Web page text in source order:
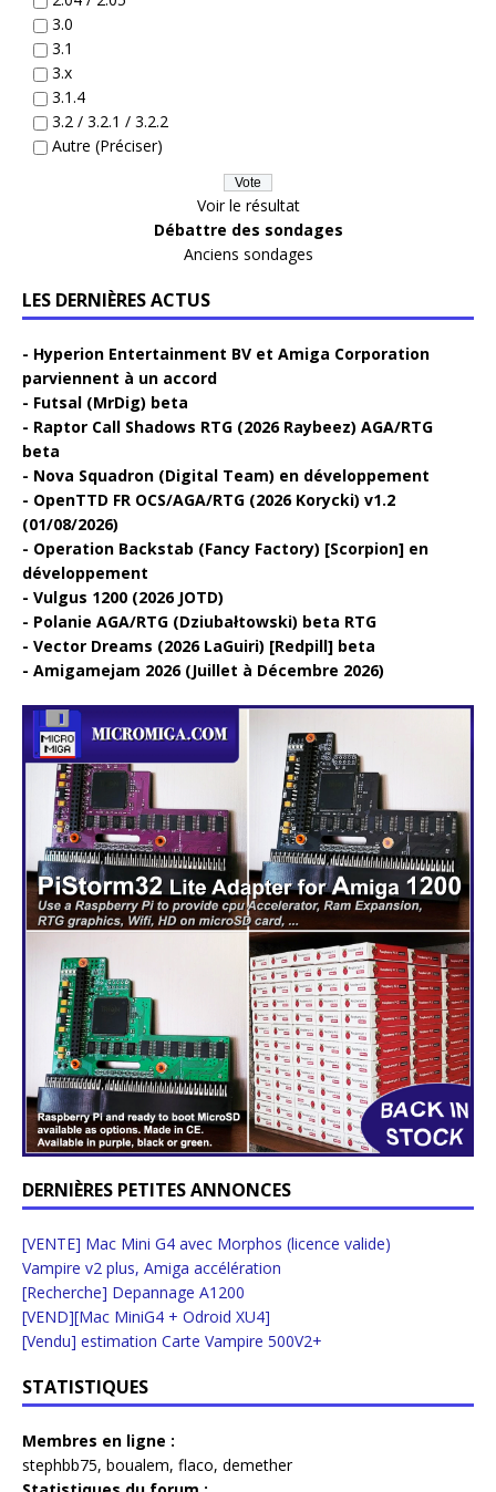
3.0
3.1
3.x
3.1.4
3.2 / 3.2.1 / 3.2.2
Autre (Préciser)
Voir le résultat
Débattre des sondages
Anciens sondages
LES DERNIÈRES ACTUS
Hyperion Entertainment BV et Amiga Corporation
parviennent à un accord
Futsal (MrDig) beta
Raptor Call Shadows RTG (2026 Raybeez) AGA/RTG
beta
Nova Squadron (Digital Team) en développement
OpenTTD FR OCS/AGA/RTG (2026 Korycki) v1.2
(01/08/2026)
Operation Backstab (Fancy Factory) [Scorpion] en
développement
Vulgus 1200 (2026 JOTD)
Polanie AGA/RTG (Dziubałtowski) beta RTG
Vector Dreams (2026 LaGuiri) [Redpill] beta
Amigamejam 2026 (Juillet à Décembre 2026)
DERNIÈRES PETITES ANNONCES
[VENTE] Mac Mini G4 avec Morphos (licence valide)
Vampire v2 plus, Amiga accélération
[Recherche] Depannage A1200
[VEND][Mac MiniG4 + Odroid XU4]
[Vendu] estimation Carte Vampire 500V2+
STATISTIQUES
Membres en ligne :
stephbb75, boualem, flaco, demether